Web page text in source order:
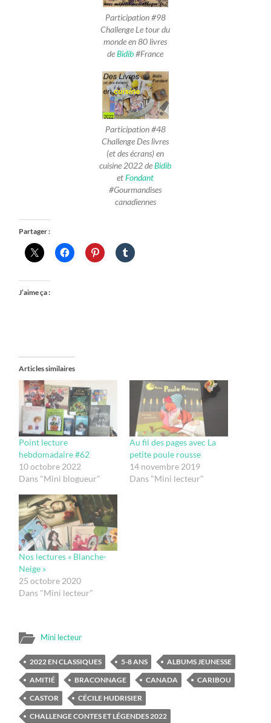
Participation #98
Challenge Le tour du
monde en 80 livres
deBidib#France
Participation #48
Challenge Des livres
(et des écrans) en
cuisine 2022 deBidib
etFondant
#Gourmandises
canadiennes
Partager :
J’aime ça :
Articles similaires
Point lecture
hebdomadaire #62
10 octobre 2022
Dans "Mini blogueur"
Au fil des pages avec La
petite poule rousse
14 novembre 2019
Dans "Mini lecteur"
Nos lectures « Blanche-
Neige »
25 octobre 2020
Dans "Mini lecteur"
Mini lecteur
2022 EN CLASSIQUES 5-8 ANS
ALBUMS JEUNESSE
AMITIÉ
BRACONNAGE CANADA
CARIBOU
CASTOR
CÉCILE HUDRISIER
CHALLENGE CONTES ET LÉGENDES 2022